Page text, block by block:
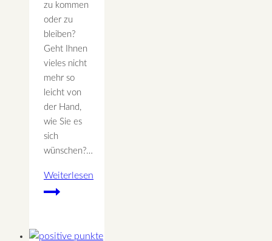
zu kommen
oder zu
bleiben?
Geht Ihnen
vieles nicht
mehr so
leicht von
der Hand,
wie Sie es
sich
wünschen?…
Weiterlesen
Energieschutzanzug